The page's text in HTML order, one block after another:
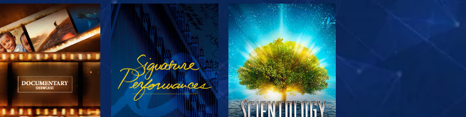
UTFORSK SERIEN UTFORSK SERIEN SE